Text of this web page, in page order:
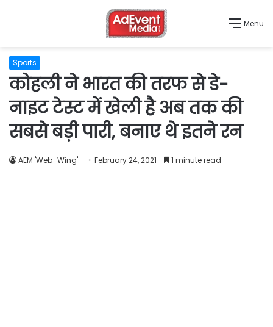
Menu
Sports
कोहली ने भारत की तरफ से डे-
नाइट टेस्ट में खेली है अब तक की
सबसे बड़ी पारी, बनाए थे इतने रन
AEM 'Web_Wing' February 24, 2021 1 minute read